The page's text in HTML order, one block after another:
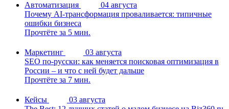
Автоматизация
04 августа
Почему AI-трансформация проваливается: типичные
ошибки бизнеса
Прочтёте за 5 мин.
Маркетинг
03 августа
SEO по-русски: как меняется поисковая оптимизация в
России – и что с ней будет дальше
Прочтёте за 7 мин.
Кейсы
03 августа